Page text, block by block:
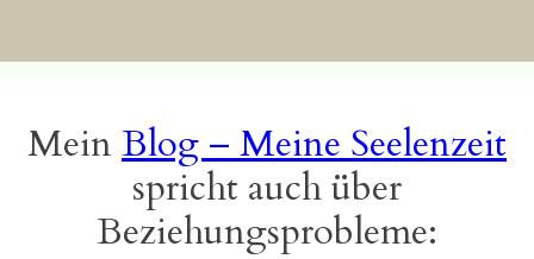
MeinBlog – Meine Seelenzeit
spricht auch über
Beziehungsprobleme: